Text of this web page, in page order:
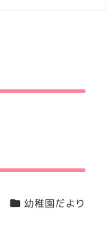
カテゴリー
幼稚園だより